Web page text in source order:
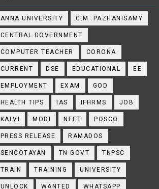
ANNA UNIVERSITY C.M .PAZHANISAMY
CENTRAL GOVERNMENT
COMPUTER TEACHER CORONA
CURRENT DSE EDUCATIONAL EE
EMPLOYMENT EXAM GOD
HEALTH TIPS IAS IFHRMS JOB
KALVI MODI NEET POSCO
PRESS RELEASE RAMADOS
SENCOTAYAN TN GOVT TNPSC
TRAIN TRAINING UNIVERSITY
UNLOCK WANTED WHATSAPP